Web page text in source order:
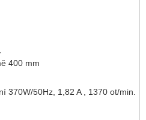
400 mm
370W/50Hz, 1,82 A , 1370 ot/min.